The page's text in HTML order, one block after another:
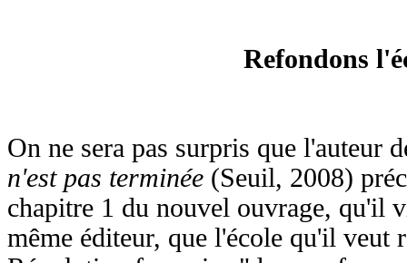
Refondons
On ne sera pas surpris que l'auteur
n'est pas terminée (Seuil, 2008)
chapitre 1 du nouvel ouvrage, qu'il
même éditeur, que l'école qu'il veut